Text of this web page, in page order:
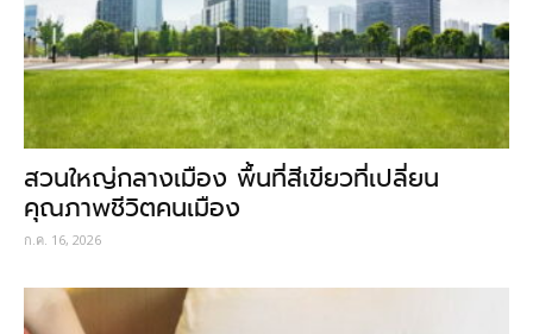
สวนใหญ่กลางเมือง พื้นที่สีเขียวที่เปลี่ยน
คุณภาพชีวิตคนเมือง
ก.ค. 16, 2026